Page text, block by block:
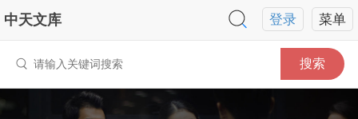
菜单
登录
中天文库
搜索